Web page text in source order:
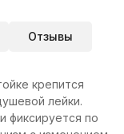
Отзывы
крепится
лейки.
фиксируется по